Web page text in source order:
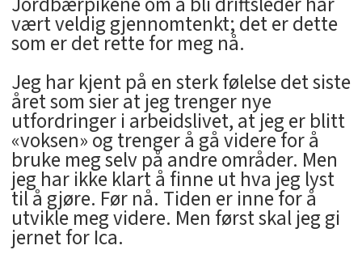
vært veldig gjennomtenkt; det er dette
som er det rette for meg nå.
Jeg har kjent på en sterk følelse det siste
året som sier at jeg trenger nye
utfordringer i arbeidslivet, at jeg er blitt
«voksen» og trenger å gå videre for å
bruke meg selv på andre områder. Men
jeg har ikke klart å finne ut hva jeg lyst
til å gjøre. Før nå. Tiden er inne for å
utvikle meg videre. Men først skal jeg gi
jernet for Ica.